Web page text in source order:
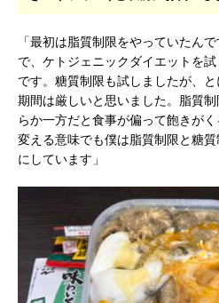
「最初は脂質制限をやっていたん
で、ケトジェニックダイエットを
です。糖質制限も試しましたが、
期間は厳しいと思いました。脂質
らか一方だと食事が偏って飽きが
変える意味でも僕は脂質制限と糖
にしています」